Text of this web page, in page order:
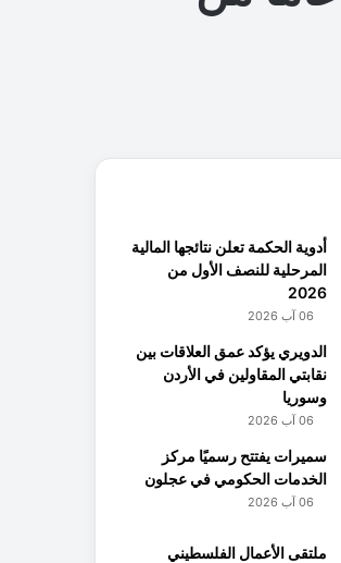
أدوية الحكمة تعلن نتائجها المالية
المرحلية للنصف الأول من
2026
06 آب 2026
الدويري يؤكد عمق العلاقات بين
نقابتي المقاولين في الأردن
وسوريا
06 آب 2026
سميرات يفتتح رسميًا مركز
الخدمات الحكومي في عجلون
06 آب 2026
ملتقى الأعمال الفلسطيني